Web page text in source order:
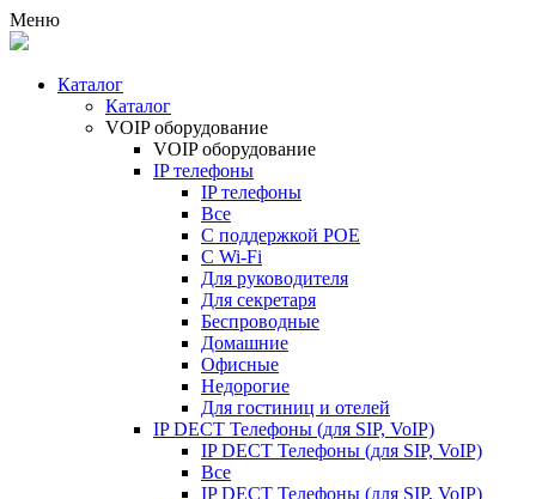
Меню
Каталог
Каталог
VOIP оборудование
VOIP оборудование
IP телефоны
IP телефоны
Все
С поддержкой POE
C Wi-Fi
Для руководителя
Для секретаря
Беспроводные
Домашние
Офисные
Недорогие
Для гостиниц и отелей
IP DECT Телефоны (для SIP, VoIP)
IP DECT Телефоны (для SIP, VoIP)
Все
IP DECT Телефоны (для SIP, VoIP)